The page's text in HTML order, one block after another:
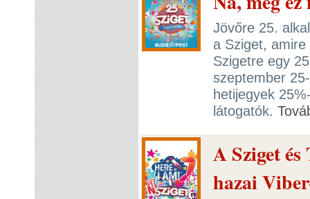
Jövőre 25.
a Sziget,
Szigetre egy
szeptember
hetijegyek
látogatók.
A Sziget
hazai